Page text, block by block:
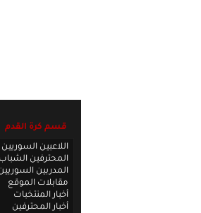
قسم كرة القدم
اللاعبين
المحترفين
المدربين
مقابلات الموقع
أخبار المنتخبات
أخبار المحترفين